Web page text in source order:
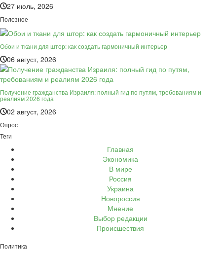
27 июль, 2026
Полезное
Обои и ткани для штор: как создать гармоничный интерьер
06 август, 2026
Получение гражданства Израиля: полный гид по путям, требованиям и
реалиям 2026 года
02 август, 2026
Опрос
Теги
Главная
Экономика
В мире
Россия
Украина
Новороссия
Мнение
Выбор редакции
Происшествия
Политика